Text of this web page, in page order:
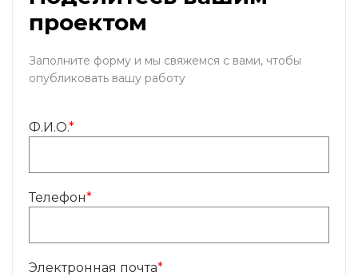
проектом
Заполните форму и мы свяжемся с вами, чтобы
опубликовать вашу работу
Ф.И.О.*
Телефон*
Электронная почта*